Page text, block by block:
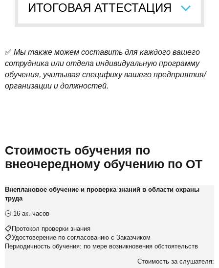
ИТОГОВАЯ АТТЕСТАЦИЯ
✅ Мы также можем составить для каждого вашего
сотрудника или отдела индивидуальную программу
обучения, учитывая специфику вашего предприятия/
организации и должностей.
Стоимость обучения по
внеочередному обучению по ОТ
Внеплановое обучение и проверка знаний в области охраны
труда
🕒 16 ак. часов
📋Протокол проверки знания
📋Удостоверение по согласованию с Заказчиком
Периодичность обучения: по мере возникновения обстоятельств
Стоимость за слушателя: